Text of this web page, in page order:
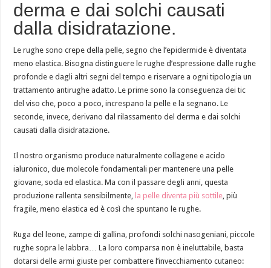
derma e dai solchi causati
dalla disidratazione.
Le rughe sono crepe della pelle, segno che l’epidermide è diventata
meno elastica. Bisogna distinguere le rughe d’espressione dalle rughe
profonde e dagli altri segni del tempo e riservare a ogni tipologia un
trattamento antirughe adatto. Le prime sono la conseguenza dei tic
del viso che, poco a poco, increspano la pelle e la segnano. Le
seconde, invece, derivano dal rilassamento del derma e dai solchi
causati dalla disidratazione.
Il nostro organismo produce naturalmente collagene e acido
ialuronico, due molecole fondamentali per mantenere una pelle
giovane, soda ed elastica. Ma con il passare degli anni, questa
produzione rallenta sensibilmente,la pelle diventa più sottile , più
fragile, meno elastica ed è così che spuntano le rughe.
Ruga del leone, zampe di gallina, profondi solchi nasogeniani, piccole
rughe sopra le labbra… La loro comparsa non è ineluttabile, basta
dotarsi delle armi giuste per combattere l’invecchiamento cutaneo: